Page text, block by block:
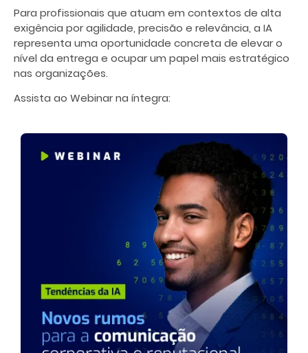
Para profissionais que atuam em contextos de alta
exigência por agilidade, precisão e relevância, a IA
representa uma oportunidade concreta de elevar o
nível da entrega e ocupar um papel mais estratégico
nas organizações.
Assista ao Webinar na íntegra: